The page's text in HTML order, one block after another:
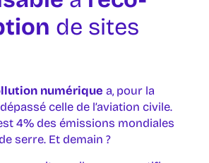
de sites
numérique a, pour la
celle de l’aviation civile.
4% des émissions mondiales
serre. Et demain ?